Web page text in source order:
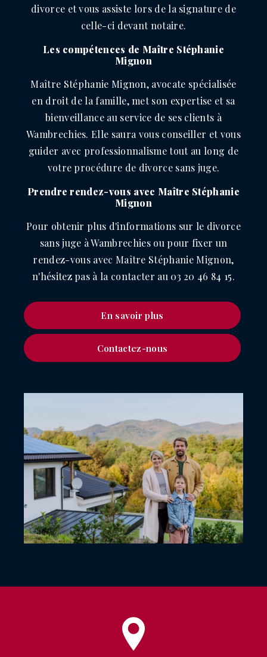
divorce et vous assiste lors de la signature de
celle-ci devant notaire.
Les compétences de Maître Stéphanie
Mignon
Maître Stéphanie Mignon, avocate spécialisée
en droit de la famille, met son expertise et sa
bienveillance au service de ses clients à
Wambrechies. Elle saura vous conseiller et vous
guider avec professionnalisme tout au long de
votre procédure de divorce sans juge.
Prendre rendez-vous avec Maître Stéphanie
Mignon
Pour obtenir plus d'informations sur le divorce
sans juge à Wambrechies ou pour fixer un
rendez-vous avec Maître Stéphanie Mignon,
n'hésitez pas à la contacter au 03 20 46 84 15.
En savoir plus
Contactez-nous